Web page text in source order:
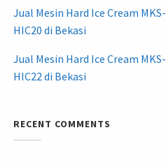
Jual Mesin Hard Ice Cream MKS-
HIC20 di Bekasi
Jual Mesin Hard Ice Cream MKS-
HIC22 di Bekasi
RECENT COMMENTS